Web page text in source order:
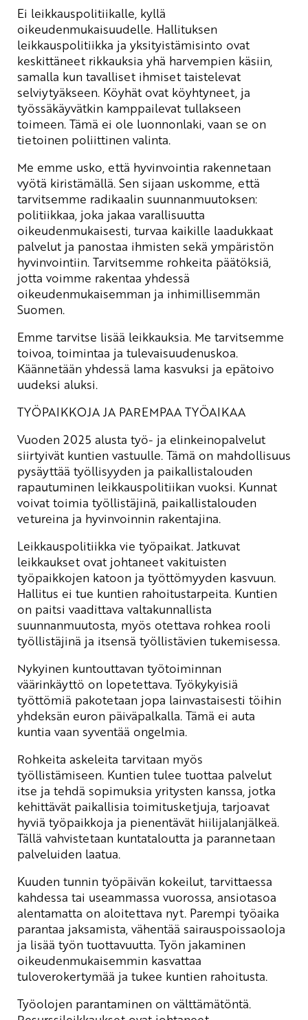
Ei leikkauspolitiikalle, kyllä
oikeudenmukaisuudelle. Hallituksen
leikkauspolitiikka ja yksityistämisinto ovat
keskittäneet rikkauksia yhä harvempien käsiin,
samalla kun tavalliset ihmiset taistelevat
selviytyäkseen. Köyhät ovat köyhtyneet, ja
työssäkäyvätkin kamppailevat tullakseen
toimeen. Tämä ei ole luonnonlaki, vaan se on
tietoinen poliittinen valinta.
Me emme usko, että hyvinvointia rakennetaan
vyötä kiristämällä. Sen sijaan uskomme, että
tarvitsemme radikaalin suunnanmuutoksen:
politiikkaa, joka jakaa varallisuutta
oikeudenmukaisesti, turvaa kaikille laadukkaat
palvelut ja panostaa ihmisten sekä ympäristön
hyvinvointiin. Tarvitsemme rohkeita päätöksiä,
jotta voimme rakentaa yhdessä
oikeudenmukaisemman ja inhimillisemmän
Suomen.
Emme tarvitse lisää leikkauksia. Me tarvitsemme
toivoa, toimintaa ja tulevaisuudenuskoa.
Käännetään yhdessä lama kasvuksi ja epätoivo
uudeksi aluksi.
TYÖPAIKKOJA JA PAREMPAA TYÖAIKAA
Vuoden 2025 alusta työ- ja elinkeinopalvelut
siirtyivät kuntien vastuulle. Tämä on mahdollisuus
pysäyttää työllisyyden ja paikallistalouden
rapautuminen leikkauspolitiikan vuoksi. Kunnat
voivat toimia työllistäjinä, paikallistalouden
vetureina ja hyvinvoinnin rakentajina.
Leikkauspolitiikka vie työpaikat. Jatkuvat
leikkaukset ovat johtaneet vakituisten
työpaikkojen katoon ja työttömyyden kasvuun.
Hallitus ei tue kuntien rahoitustarpeita. Kuntien
on paitsi vaadittava valtakunnallista
suunnanmuutosta, myös otettava rohkea rooli
työllistäjinä ja itsensä työllistävien tukemisessa.
Nykyinen kuntouttavan työtoiminnan
väärinkäyttö on lopetettava. Työkykyisiä
työttömiä pakotetaan jopa lainvastaisesti töihin
yhdeksän euron päiväpalkalla. Tämä ei auta
kuntia vaan syventää ongelmia.
Rohkeita askeleita tarvitaan myös
työllistämiseen. Kuntien tulee tuottaa palvelut
itse ja tehdä sopimuksia yritysten kanssa, jotka
kehittävät paikallisia toimitusketjuja, tarjoavat
hyviä työpaikkoja ja pienentävät hiilijalanjälkeä.
Tällä vahvistetaan kuntataloutta ja parannetaan
palveluiden laatua.
Kuuden tunnin työpäivän kokeilut, tarvittaessa
kahdessa tai useammassa vuorossa, ansiotasoa
alentamatta on aloitettava nyt. Parempi työaika
parantaa jaksamista, vähentää sairauspoissaoloja
ja lisää työn tuottavuutta. Työn jakaminen
oikeudenmukaisemmin kasvattaa
tuloverokertymää ja tukee kuntien rahoitusta.
Työolojen parantaminen on välttämätöntä.